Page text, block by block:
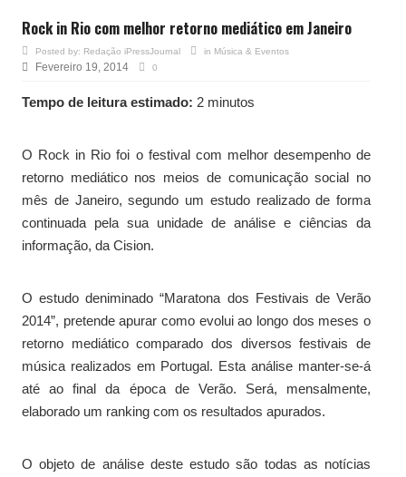
Rock in Rio com melhor retorno mediático em Janeiro
Posted by: Redação iPressJournal in Música & Eventos
Fevereiro 19, 2014 0
Tempo de leitura estimado: 2 minutos
O Rock in Rio foi o festival com melhor desempenho de
retorno mediático nos meios de comunicação social no
mês de Janeiro, segundo um estudo realizado de forma
continuada pela sua unidade de análise e ciências da
informação, da Cision.
O estudo deniminado “Maratona dos Festivais de Verão
2014”, pretende apurar como evolui ao longo dos meses o
retorno mediático comparado dos diversos festivais de
música realizados em Portugal. Esta análise manter-se-á
até ao final da época de Verão. Será, mensalmente,
elaborado um ranking com os resultados apurados.
O objeto de análise deste estudo são todas as notícias